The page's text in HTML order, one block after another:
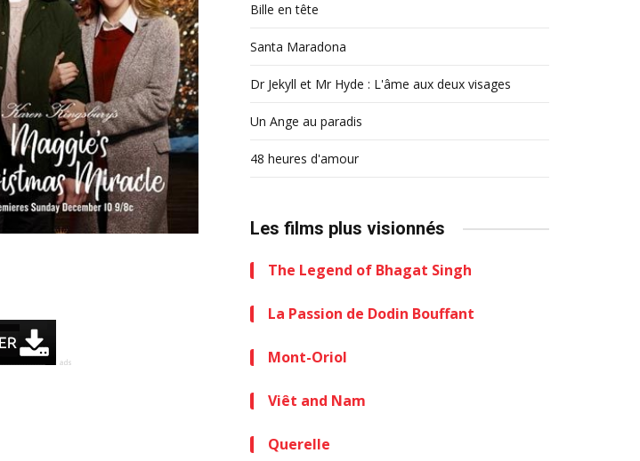
Bille en tête
Santa Maradona
Dr Jekyll et Mr Hyde : L'âme aux deux visages
Un Ange au paradis
48 heures d'amour
Les films plus visionnés
The Legend of Bhagat Singh
La Passion de Dodin Bouffant
Mont-Oriol
Viêt and Nam
Querelle